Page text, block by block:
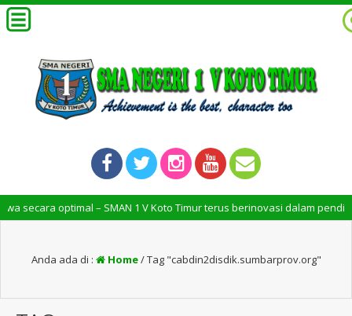
optimal – SMAN 1 V Koto Timur terus berinovasi dalam
Anda ada di : Home/Tag "cabdin2disdik.sumbarprov.org"